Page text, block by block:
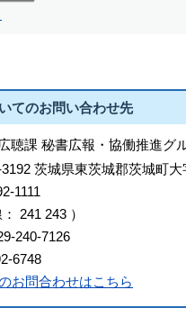
てのお問い合わせ先
聴課 秘書広報・協働推進グ
茨城県東茨城郡茨城町
1111
： 241 243 ）
240-7126
6748
お問合わせはこちら